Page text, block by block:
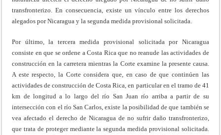
transfronterizo. En consecuencia, existe un vínculo entre los derechos
alegados por Nicaragua y la segunda medida provisional solicitada.
Por último, la tercera medida provisional solicitada por Nicaragua
consiste en que se ordene a Costa Rica que no reanude las actividades de
construcción en la carretera mientras la Corte examine la presente causa.
A este respecto, la Corte considera que, en caso de que continúen las
actividades de construcción de Costa Rica, en particular en el tramo de 41
km de longitud a lo largo del río San Juan río arriba a partir de su
intersección con el río San Carlos, existe la posibilidad de que también se
vea afectado el derecho de Nicaragua de no sufrir daño transfronterizo,
que trata de proteger mediante la segunda medida provisional solicitada.